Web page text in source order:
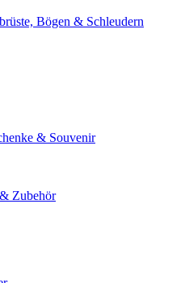
Bögen & Schleudern
& Souvenir
Zubehör